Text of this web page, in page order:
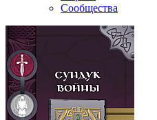
Сообщества